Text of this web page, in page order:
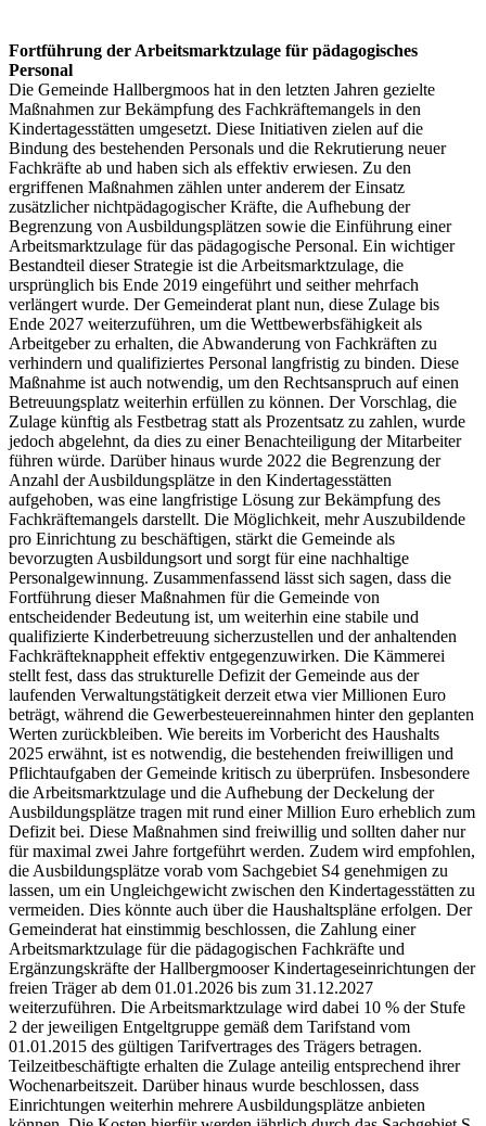
Fortführung der Arbeitsmarktzulage für pädagogisches
Personal
Die Gemeinde Hallbergmoos hat in den letzten Jahren gezielte
Maßnahmen zur Bekämpfung des Fachkräftemangels in den
Kindertagesstätten umgesetzt. Diese Initiativen zielen auf die
Bindung des bestehenden Personals und die Rekrutierung neuer
Fachkräfte ab und haben sich als effektiv erwiesen. Zu den
ergriffenen Maßnahmen zählen unter anderem der Einsatz
zusätzlicher nichtpädagogischer Kräfte, die Aufhebung der
Begrenzung von Ausbildungsplätzen sowie die Einführung einer
Arbeitsmarktzulage für das pädagogische Personal. Ein wichtiger
Bestandteil dieser Strategie ist die Arbeitsmarktzulage, die
ursprünglich bis Ende 2019 eingeführt und seither mehrfach
verlängert wurde. Der Gemeinderat plant nun, diese Zulage bis
Ende 2027 weiterzuführen, um die Wettbewerbsfähigkeit als
Arbeitgeber zu erhalten, die Abwanderung von Fachkräften zu
verhindern und qualifiziertes Personal langfristig zu binden. Diese
Maßnahme ist auch notwendig, um den Rechtsanspruch auf einen
Betreuungsplatz weiterhin erfüllen zu können. Der Vorschlag, die
Zulage künftig als Festbetrag statt als Prozentsatz zu zahlen, wurde
jedoch abgelehnt, da dies zu einer Benachteiligung der Mitarbeiter
führen würde. Darüber hinaus wurde 2022 die Begrenzung der
Anzahl der Ausbildungsplätze in den Kindertagesstätten
aufgehoben, was eine langfristige Lösung zur Bekämpfung des
Fachkräftemangels darstellt. Die Möglichkeit, mehr Auszubildende
pro Einrichtung zu beschäftigen, stärkt die Gemeinde als
bevorzugten Ausbildungsort und sorgt für eine nachhaltige
Personalgewinnung. Zusammenfassend lässt sich sagen, dass die
Fortführung dieser Maßnahmen für die Gemeinde von
entscheidender Bedeutung ist, um weiterhin eine stabile und
qualifizierte Kinderbetreuung sicherzustellen und der anhaltenden
Fachkräfteknappheit effektiv entgegenzuwirken. Die Kämmerei
stellt fest, dass das strukturelle Defizit der Gemeinde aus der
laufenden Verwaltungstätigkeit derzeit etwa vier Millionen Euro
beträgt, während die Gewerbesteuereinnahmen hinter den geplanten
Werten zurückbleiben. Wie bereits im Vorbericht des Haushalts
2025 erwähnt, ist es notwendig, die bestehenden freiwilligen und
Pflichtaufgaben der Gemeinde kritisch zu überprüfen. Insbesondere
die Arbeitsmarktzulage und die Aufhebung der Deckelung der
Ausbildungsplätze tragen mit rund einer Million Euro erheblich zum
Defizit bei. Diese Maßnahmen sind freiwillig und sollten daher nur
für maximal zwei Jahre fortgeführt werden. Zudem wird empfohlen,
die Ausbildungsplätze vorab vom Sachgebiet S4 genehmigen zu
lassen, um ein Ungleichgewicht zwischen den Kindertagesstätten zu
vermeiden. Dies könnte auch über die Haushaltspläne erfolgen. Der
Gemeinderat hat einstimmig beschlossen, die Zahlung einer
Arbeitsmarktzulage für die pädagogischen Fachkräfte und
Ergänzungskräfte der Hallbergmooser Kindertageseinrichtungen der
freien Träger ab dem 01.01.2026 bis zum 31.12.2027
weiterzuführen. Die Arbeitsmarktzulage wird dabei 10 % der Stufe
2 der jeweiligen Entgeltgruppe gemäß dem Tarifstand vom
01.01.2015 des gültigen Tarifvertrages des Trägers betragen.
Teilzeitbeschäftigte erhalten die Zulage anteilig entsprechend ihrer
Wochenarbeitszeit. Darüber hinaus wurde beschlossen, dass
Einrichtungen weiterhin mehrere Ausbildungsplätze anbieten